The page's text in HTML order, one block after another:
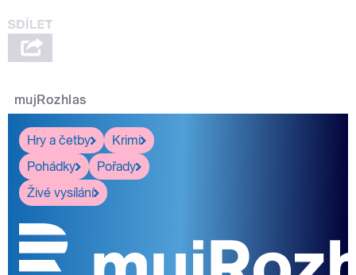
mujRozhlas
Hry a četby
Krimi
Pohádky
Pořady
Živé vysílání